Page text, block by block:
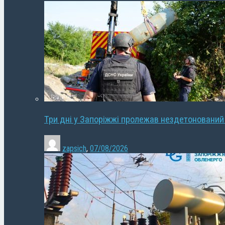
Три дні у Запоріжжі пролежав
zapsich, 07/08/2026